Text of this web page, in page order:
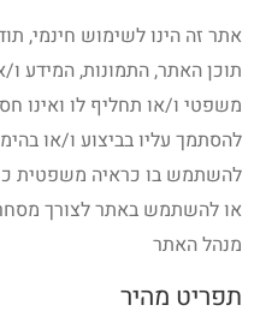
אתר זה הינו לשימוש חינמי,
תוכן האתר, התמונות, המידע
משפטי ו/או תחליף לו ואינו
להסתמך עליו בביצוע ו/או
להשתמש בו כראיה משפטית
או להשתמש באתר לצורך
מנהל האתר
תפריט מהיר